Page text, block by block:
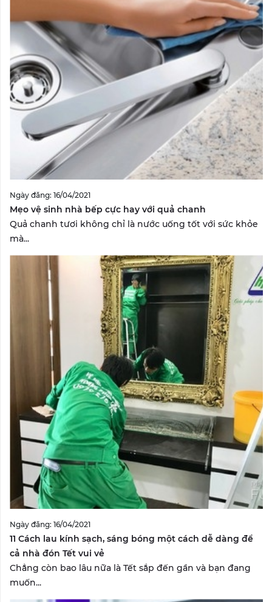
Ngày đăng: 16/04/2021
Mẹo vệ sinh nhà bếp cực hay với quả chanh
Quả chanh tươi không chỉ là nước uống tốt với sức khỏe
mà...
Ngày đăng: 16/04/2021
11 Cách lau kính sạch, sáng bóng một cách dễ dàng để
cả nhà đón Tết vui vẻ
Chẳng còn bao lâu nữa là Tết sắp đến gần và bạn đang
muốn...